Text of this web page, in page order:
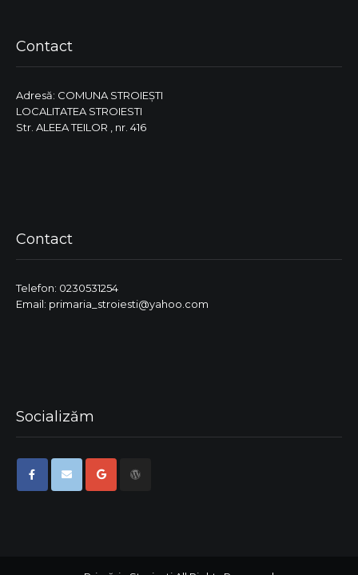
Contact
Adresă: COMUNA STROIEŞTI
LOCALITATEA STROIESTI
Str. ALEEA TEILOR , nr. 416
Contact
Telefon: 0230531254
Email: primaria_stroiesti@yahoo.com
Socializăm